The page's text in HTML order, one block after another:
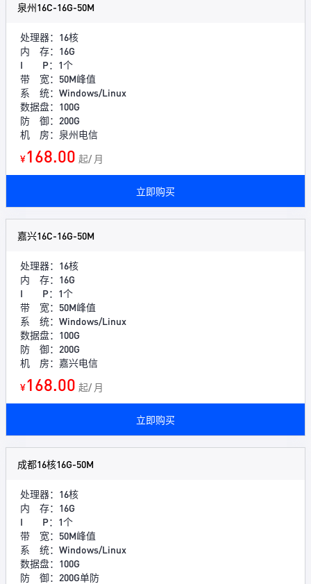
泉州16C-16G-50M
处理器：16核
内 存：16G
I P：1个
带 宽：50M峰值
系 统：Windows/Linux
数据盘：100G
防 御：200G
机 房：泉州电信
¥168.00 起/ 月
立即购买
嘉兴16C-16G-50M
处理器：16核
内 存：16G
I P：1个
带 宽：50M峰值
系 统：Windows/Linux
数据盘：100G
防 御：200G
机 房：嘉兴电信
¥168.00 起/ 月
立即购买
成都16核16G-50M
处理器：16核
内 存：16G
I P：1个
带 宽：50M峰值
系 统：Windows/Linux
数据盘：100G
防 御：200G单防